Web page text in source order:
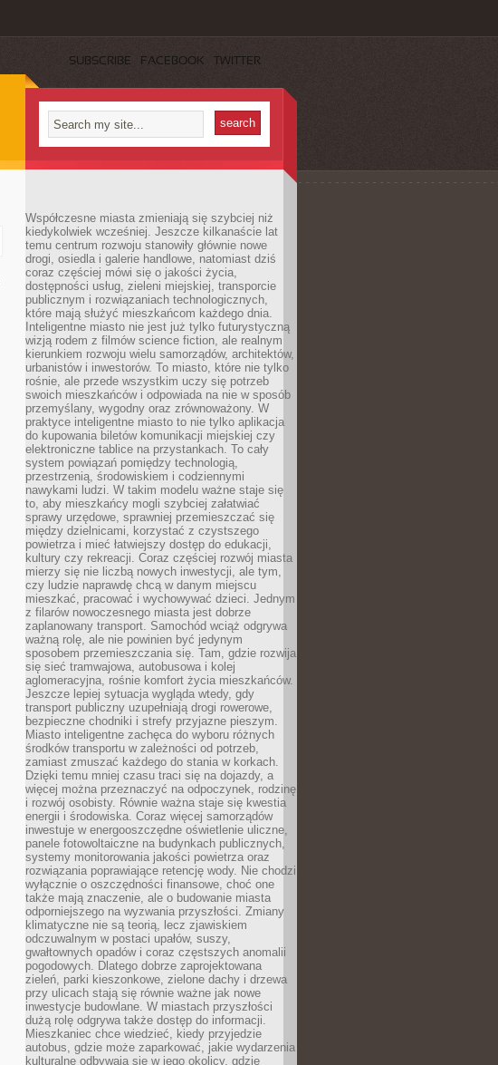
SUBSCRIBE FACEBOOK TWITTER
Współczesne miasta zmieniają się szybciej niż
kiedykolwiek wcześniej. Jeszcze kilkanaście lat
temu centrum rozwoju stanowiły głównie nowe
drogi, osiedla i galerie handlowe, natomiast dziś
coraz częściej mówi się o jakości życia,
dostępności usług, zieleni miejskiej, transporcie
publicznym i rozwiązaniach technologicznych,
które mają służyć mieszkańcom każdego dnia.
Inteligentne miasto nie jest już tylko futurystyczną
wizją rodem z filmów science fiction, ale realnym
kierunkiem rozwoju wielu samorządów, architektów,
urbanistów i inwestorów. To miasto, które nie tylko
rośnie, ale przede wszystkim uczy się potrzeb
swoich mieszkańców i odpowiada na nie w sposób
przemyślany, wygodny oraz zrównoważony. W
praktyce inteligentne miasto to nie tylko aplikacja
do kupowania biletów komunikacji miejskiej czy
elektroniczne tablice na przystankach. To cały
system powiązań pomiędzy technologią,
przestrzenią, środowiskiem i codziennymi
nawykami ludzi. W takim modelu ważne staje się
to, aby mieszkańcy mogli szybciej załatwiać
sprawy urzędowe, sprawniej przemieszczać się
między dzielnicami, korzystać z czystszego
powietrza i mieć łatwiejszy dostęp do edukacji,
kultury czy rekreacji. Coraz częściej rozwój miasta
mierzy się nie liczbą nowych inwestycji, ale tym,
czy ludzie naprawdę chcą w danym miejscu
mieszkać, pracować i wychowywać dzieci. Jednym
z filarów nowoczesnego miasta jest dobrze
zaplanowany transport. Samochód wciąż odgrywa
ważną rolę, ale nie powinien być jedynym
sposobem przemieszczania się. Tam, gdzie rozwija
się sieć tramwajowa, autobusowa i kolej
aglomeracyjna, rośnie komfort życia mieszkańców.
Jeszcze lepiej sytuacja wygląda wtedy, gdy
transport publiczny uzupełniają drogi rowerowe,
bezpieczne chodniki i strefy przyjazne pieszym.
Miasto inteligentne zachęca do wyboru różnych
środków transportu w zależności od potrzeb,
zamiast zmuszać każdego do stania w korkach.
Dzięki temu mniej czasu traci się na dojazdy, a
więcej można przeznaczyć na odpoczynek, rodzinę
i rozwój osobisty. Równie ważna staje się kwestia
energii i środowiska. Coraz więcej samorządów
inwestuje w energooszczędne oświetlenie uliczne,
panele fotowoltaiczne na budynkach publicznych,
systemy monitorowania jakości powietrza oraz
rozwiązania poprawiające retencję wody. Nie chodzi
wyłącznie o oszczędności finansowe, choć one
także mają znaczenie, ale o budowanie miasta
odporniejszego na wyzwania przyszłości. Zmiany
klimatyczne nie są teorią, lecz zjawiskiem
odczuwalnym w postaci upałów, suszy,
gwałtownych opadów i coraz częstszych anomalii
pogodowych. Dlatego dobrze zaprojektowana
zieleń, parki kieszonkowe, zielone dachy i drzewa
przy ulicach stają się równie ważne jak nowe
inwestycje budowlane. W miastach przyszłości
dużą rolę odgrywa także dostęp do informacji.
Mieszkaniec chce wiedzieć, kiedy przyjedzie
autobus, gdzie może zaparkować, jakie wydarzenia
kulturalne odbywają się w jego okolicy, gdzie